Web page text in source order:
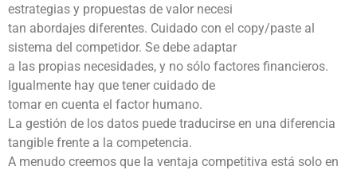
estrategias y propuestas de valor necesi
tan abordajes diferentes. Cuidado con el copy/paste al
sistema del competidor. Se debe adaptar
a las propias necesidades, y no sólo factores financieros.
Igualmente hay que tener cuidado de
tomar en cuenta el factor humano.
La gestión de los datos puede traducirse en una diferencia
tangible frente a la competencia.
A menudo creemos que la ventaja competitiva está solo en